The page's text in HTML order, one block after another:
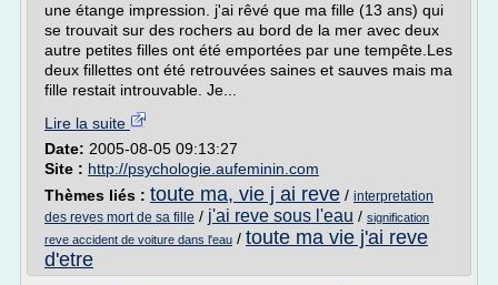
une étange impression. j'ai rêvé que ma fille (13 ans) qui
se trouvait sur des rochers au bord de la mer avec deux
autre petites filles ont été emportées par une tempête.Les
deux fillettes ont été retrouvées saines et sauves mais ma
fille restait introuvable. Je...
Lire la suite
Date: 2005-08-05 09:13:27
Site : http://psychologie.aufeminin.com
Thèmes liés : toute ma, vie j ai reve / interpretation
des reves mort de sa fille / j'ai reve sous l'eau / signification
reve accident de voiture dans l'eau / toute ma vie j'ai reve
d'etre